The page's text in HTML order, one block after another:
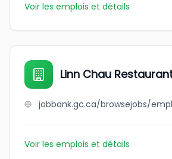
Voir les emplois et détails
Linn Chau
Voir les emplois et détails